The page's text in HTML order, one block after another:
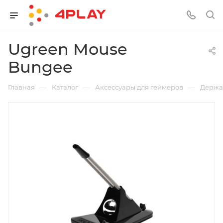
Ugreen Mouse
Bungee
Главная — Каталог — Аксессуары для геймеров —